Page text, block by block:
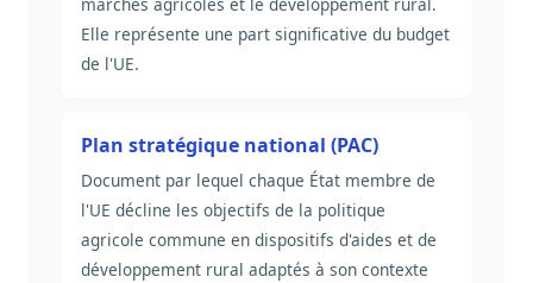
Elle représente une part significative du budget
de l'UE.
Plan stratégique national (PAC)
Document par lequel chaque État membre de
l'UE décline les objectifs de la politique
agricole commune en dispositifs d'aides et de
développement rural adaptés à son contexte